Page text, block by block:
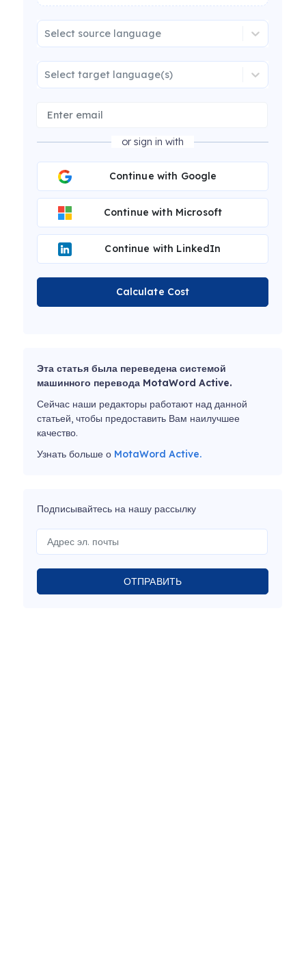
Select source language
Select target language(s)
or sign in with
Continue with Google
Continue with Microsoft
Continue with LinkedIn
Calculate Cost
Эта статья была переведена системой
машинного перевода MotaWord Active.
Сейчас наши редакторы работают над данной
статьей, чтобы предоставить Вам наилучшее
качество.
Узнать больше о MotaWord Active.
Подписывайтесь на нашу рассылку
ОТПРАВИТЬ